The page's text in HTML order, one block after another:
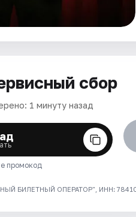
сбор
1 минуту назад
промокод
БИЛЕТНЫЙ ОПЕРАТОР", ИНН: